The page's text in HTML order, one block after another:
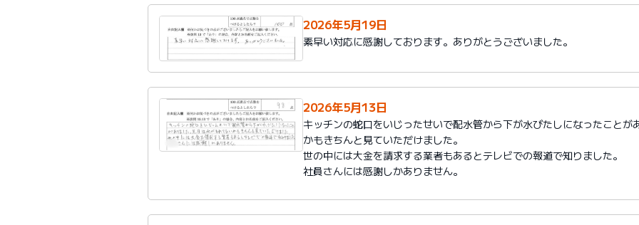
2026年5月19日
素早い対応に感謝しております。ありがとうございました。
2026年5月13日
キッチンの蛇口をいじったせいで配水管から下が水びたしになったことが
かもきちんと見ていただけました。
世の中には大金を請求する業者もあるとテレビでの報道で知りました。
社員さんには感謝しかありません。